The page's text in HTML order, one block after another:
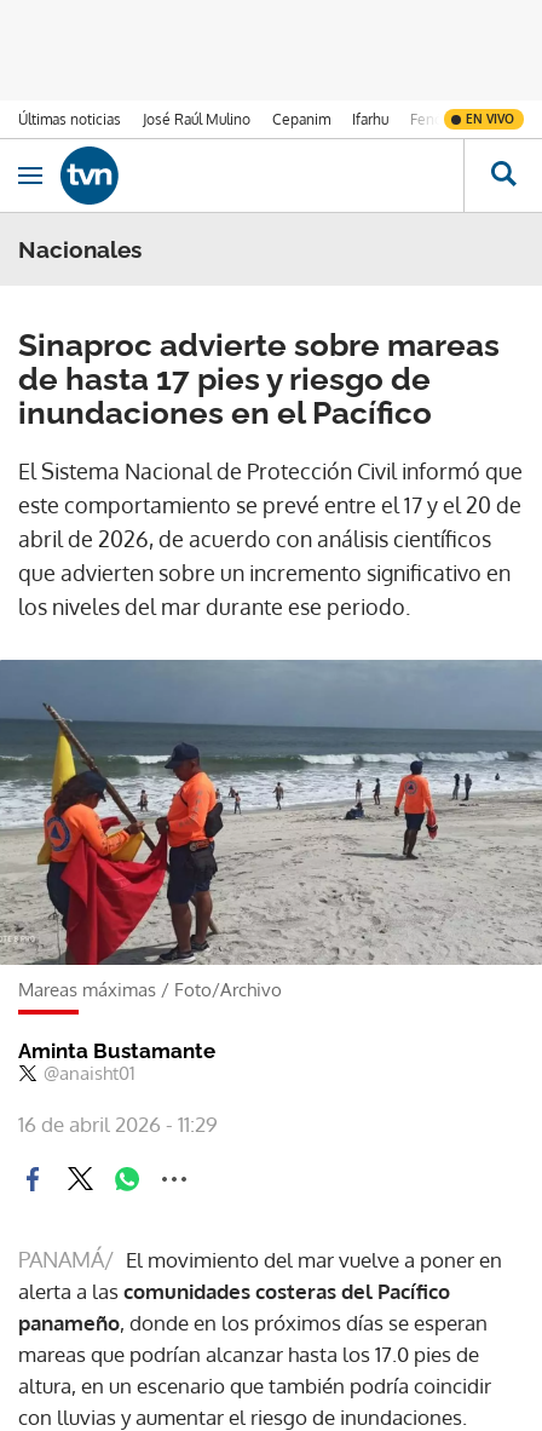
Últimas noticias José Raúl Mulino Cepanim Ifarhu Fenómeno de El
EN VIVO
Ir al contenido
Obrir navegació
Nacionales
Sinaproc advierte sobre mareas
de hasta 17 pies y riesgo de
inundaciones en el Pacífico
El Sistema Nacional de Protección Civil informó que
este comportamiento se prevé entre el 17 y el 20 de
abril de 2026, de acuerdo con análisis científicos
que advierten sobre un incremento significativo en
los niveles del mar durante ese periodo.
Mareas máximas / Foto/Archivo
Aminta Bustamante
@anaisht01
16 de abril 2026 - 11:29
PANAMÁ/ El movimiento del mar vuelve a poner en
alerta a lascomunidades costeras del Pacífico
panameño, donde en los próximos días se esperan
mareas que podrían alcanzar hasta los 17.0 pies de
altura, en un escenario que también podría coincidir
con lluvias y aumentar el riesgo de inundaciones.